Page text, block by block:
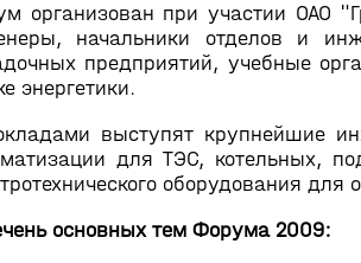
организован при участии ОАО
начальники отделов и
предприятий, учебные
энергетики.
выступят крупнейшие
для ТЭС, котельных,
оборудования для
основных тем Форума 2009: